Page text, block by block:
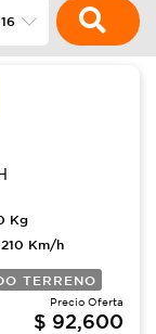
Kg
210 Km/h
TERRENO
Precio Oferta
$ 92,600